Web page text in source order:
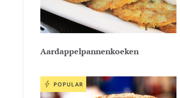
Aardappelpannenkoeken
POPULAR